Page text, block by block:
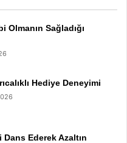
Olmanın Sağladığı
Hediye Deneyimi
Ederek Azaltın